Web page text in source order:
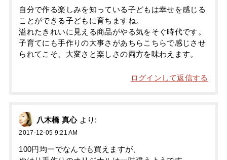
自分で作る楽しみを知っている子どもは幸せを感じる
ことができる子どもに育ちますね。
溢れたきれいに見える商品がやる気をそぐ時代です。
子育てにも手作りの大事さがあちらこちらで感じさせ
られてこそ、大変さと楽しさの両方を味わえます。
ログインして返信する
八木橋 真心 より:
2017-12-05 9:21 AM
100円均一でなんでも買えますが、